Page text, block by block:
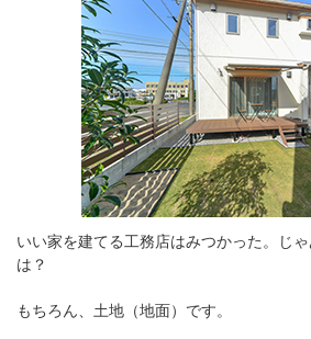
いい家を建てる工務店はみつかった。じ
は？
もちろん、土地（地面）です。